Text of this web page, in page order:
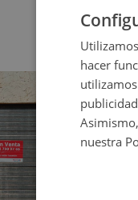
hacer
nuestra